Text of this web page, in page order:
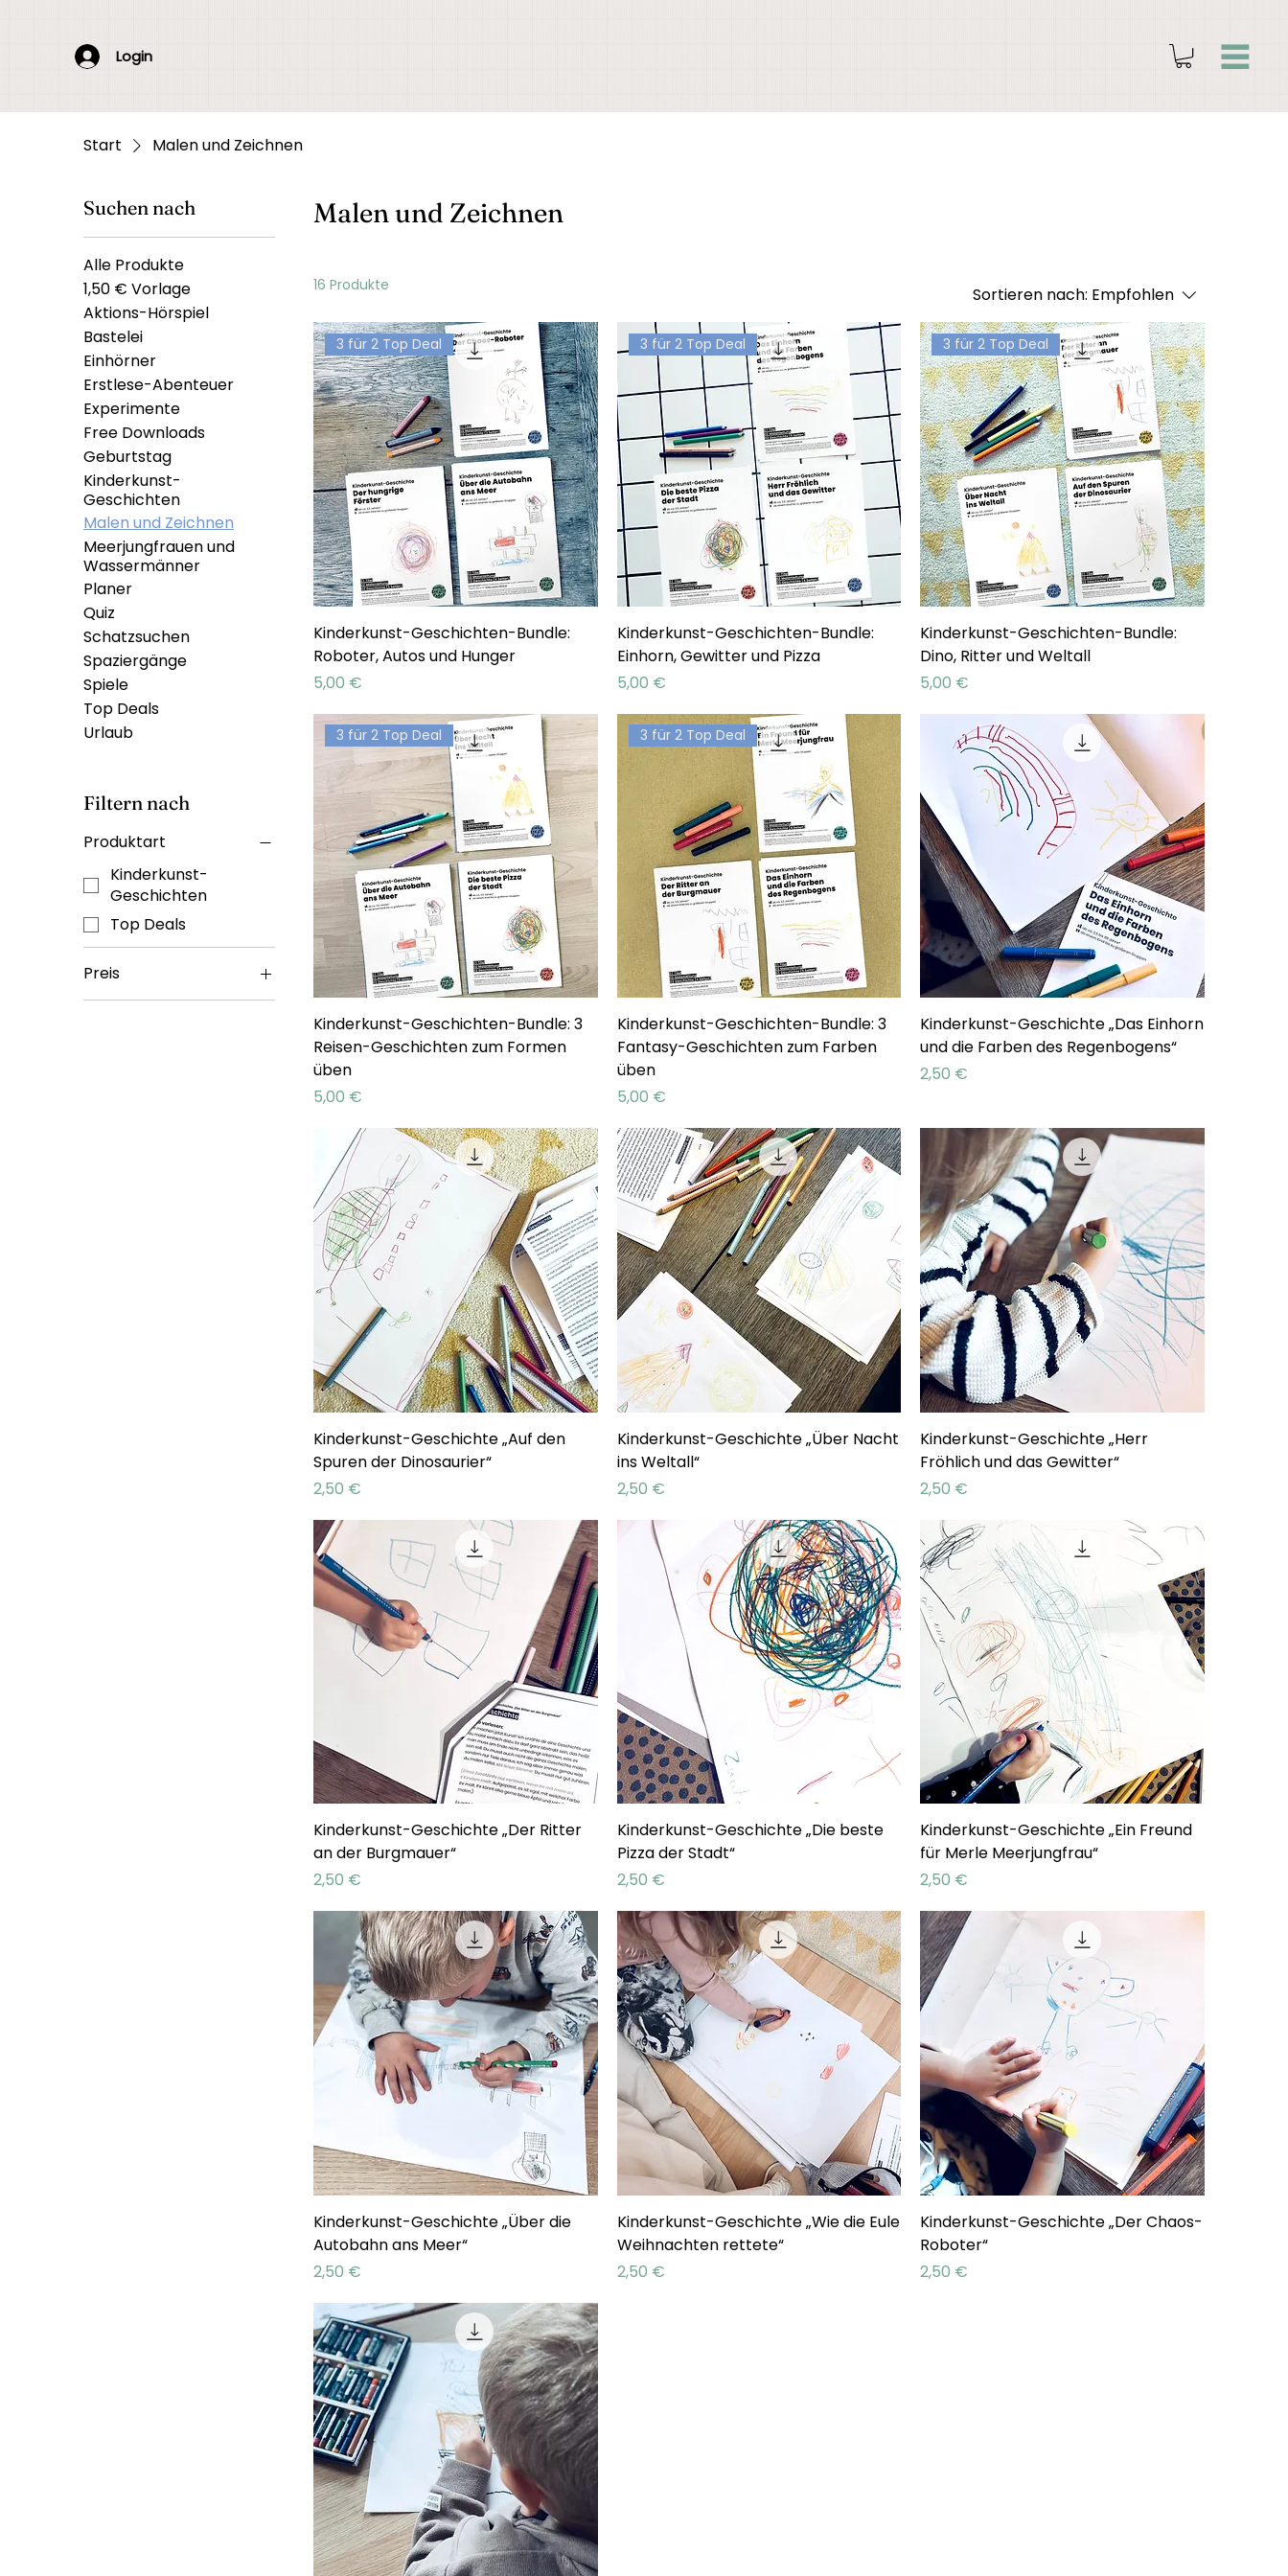
Login
Start Malen und Zeichnen
Suchen nach
Alle Produkte
1,50 € Vorlage
Aktions-Hörspiel
Bastelei
Einhörner
Erstlese-Abenteuer
Experimente
Free Downloads
Geburtstag
Kinderkunst-
Geschichten
Malen und Zeichnen
Meerjungfrauen und
Wassermänner
Planer
Quiz
Schatzsuchen
Spaziergänge
Spiele
Top Deals
Urlaub
Filtern nach
Produktart
Kinderkunst-
Geschichten
Top Deals
Preis
Malen und Zeichnen
16 Produkte Sortieren nach: Empfohlen
3 für 2 Top Deal
Kinderkunst-Geschichten-Bundle:
Roboter, Autos und Hunger
Preis
5,00 €
3 für 2 Top Deal
Kinderkunst-Geschichten-Bundle:
Einhorn, Gewitter und Pizza
Preis
5,00 €
3 für 2 Top Deal
Kinderkunst-Geschichten-Bundle:
Dino, Ritter und Weltall
Preis
5,00 €
3 für 2 Top Deal
Kinderkunst-Geschichten-Bundle: 3
Reisen-Geschichten zum Formen
üben
Preis
5,00 €
3 für 2 Top Deal
Kinderkunst-Geschichten-Bundle: 3
Fantasy-Geschichten zum Farben
üben
Preis
5,00 €
Kinderkunst-Geschichte „Das Einhorn
und die Farben des Regenbogens“
Preis
2,50 €
Kinderkunst-Geschichte „Auf den
Spuren der Dinosaurier“
Preis
2,50 €
Kinderkunst-Geschichte „Über Nacht
ins Weltall“
Preis
2,50 €
Kinderkunst-Geschichte „Herr
Fröhlich und das Gewitter“
Preis
2,50 €
Kinderkunst-Geschichte „Der Ritter
an der Burgmauer“
Preis
2,50 €
Kinderkunst-Geschichte „Die beste
Pizza der Stadt“
Preis
2,50 €
Kinderkunst-Geschichte „Ein Freund
für Merle Meerjungfrau“
Preis
2,50 €
Kinderkunst-Geschichte „Über die
Autobahn ans Meer“
Preis
2,50 €
Kinderkunst-Geschichte „Wie die Eule
Weihnachten rettete“
Preis
2,50 €
Kinderkunst-Geschichte „Der Chaos-
Roboter“
Preis
2,50 €